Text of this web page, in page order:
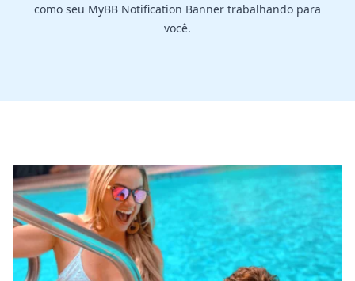
como seu MyBB Notification Banner trabalhando para
você.